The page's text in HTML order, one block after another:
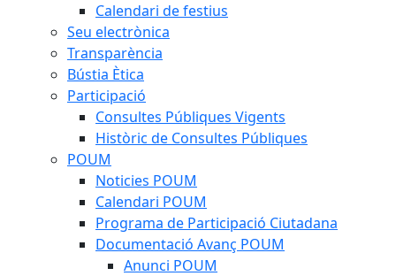
Calendari de festius
Seu electrònica
Transparència
Bústia Ètica
Participació
Consultes Públiques Vigents
Històric de Consultes Públiques
POUM
Noticies POUM
Calendari POUM
Programa de Participació Ciutadana
Documentació Avanç POUM
Anunci POUM